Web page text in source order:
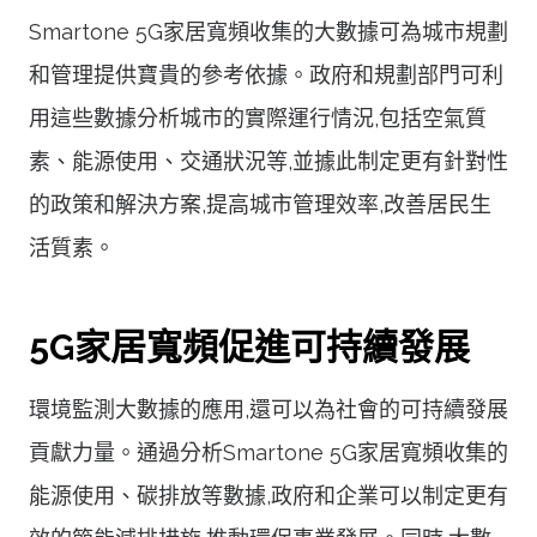
Smartone 5G家居寬頻收集的大數據可為城市規劃
和管理提供寶貴的參考依據。政府和規劃部門可利
用這些數據分析城市的實際運行情況,包括空氣質
素、能源使用、交通狀況等,並據此制定更有針對性
的政策和解決方案,提高城市管理效率,改善居民生
活質素。
5G家居寬頻促進可持續發展
環境監測大數據的應用,還可以為社會的可持續發展
貢獻力量。通過分析Smartone 5G家居寬頻收集的
能源使用、碳排放等數據,政府和企業可以制定更有